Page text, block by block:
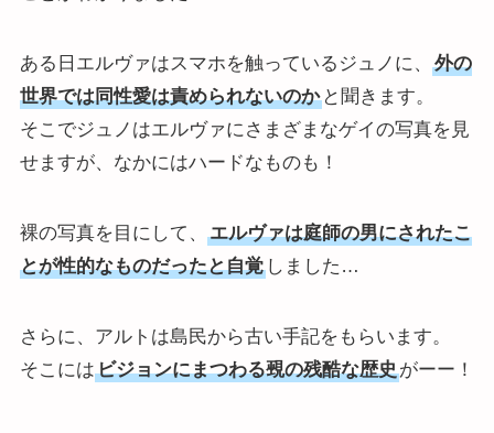
ある日エルヴァはスマホを触っているジュノに、
外の
世界では同性愛は責められないのかと聞きます。
そこでジュノはエルヴァにさまざまなゲイの写真を見
せますが、なかにはハードなものも！
裸の写真を目にして、
エルヴァは庭師の男にされたこ
とが性的なものだったと自覚しました…
さらに、アルトは島民から古い手記をもらいます。
そこにはビジョンにまつわる覡の残酷な歴史がーー！